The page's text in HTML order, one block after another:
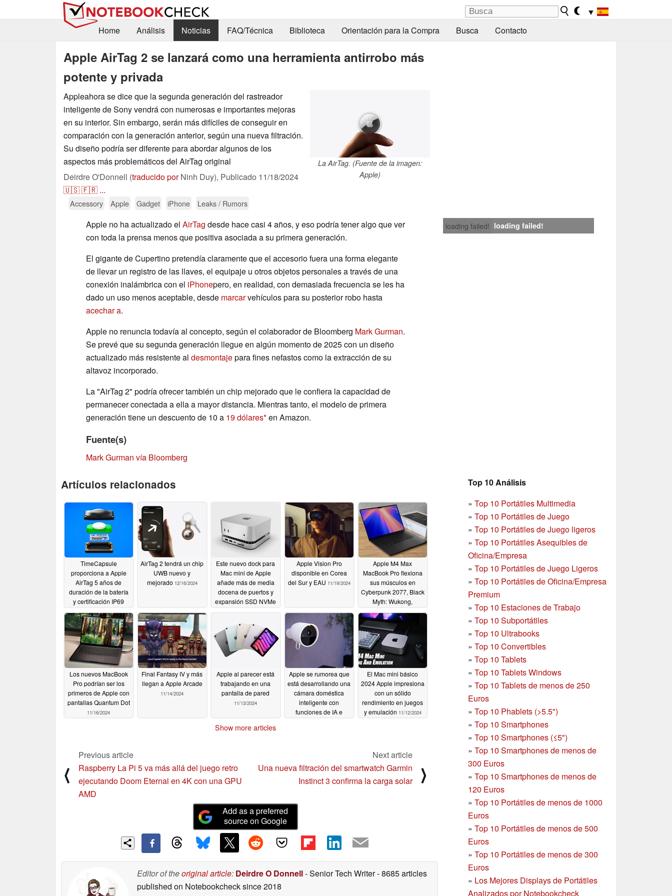
▼
Home
Análisis Noticias FAQ/Técnica Biblioteca Orientación para la Compra Busca Contacto
Apple AirTag 2 se lanzará como una herramienta antirrobo más
potente y privada
La AirTag. (Fuente de la imagen:
Apple)
Appleahora se dice que la segunda generación del rastreador
inteligente de Sony vendrá con numerosas e importantes mejoras
en su interior. Sin embargo, serán más difíciles de conseguir en
comparación con la generación anterior, según una nueva filtración.
Su diseño podría ser diferente para abordar algunos de los
aspectos más problemáticos del AirTag original
Deirdre O'Donnell (traducido porNinh Duy), Publicado 11/18/2024
🇺🇸🇫🇷 ...
Accessory Apple Gadget iPhone Leaks / Rumors
loading failed! loading failed!
Apple no ha actualizado el AirTag desde hace casi 4 años, y eso podría tener algo que ver
con toda la prensa menos que positiva asociada a su primera generación.
El gigante de Cupertino pretendía claramente que el accesorio fuera una forma elegante
de llevar un registro de las llaves, el equipaje u otros objetos personales a través de una
conexión inalámbrica con el iPhonepero, en realidad, con demasiada frecuencia se les ha
dado un uso menos aceptable, desde marcarvehículos para su posterior robo hasta
acechar a.
Apple no renuncia todavía al concepto, según el colaborador de Bloomberg Mark Gurman.
Se prevé que su segunda generación llegue en algún momento de 2025 con un diseño
actualizado más resistente al desmontajepara fines nefastos como la extracción de su
altavoz incorporado.
La "AirTag 2" podría ofrecer también un chip mejorado que le confiera la capacidad de
permanecer conectada a ella a mayor distancia. Mientras tanto, el modelo de primera
generación tiene un descuento de 10 a 19 dólares en Amazon.
Fuente(s)
Mark Gurman vía Bloomberg
Top 10 Análisis
» Top 10 Portátiles Multimedia
» Top 10 Portátiles de Juego
» Top 10 Portátiles de Juego ligeros
» Top 10 Portátiles Asequibles de
Oficina/Empresa
» Top 10 Portátiles de Juego Ligeros
» Top 10 Portátiles de Oficina/Empresa
Premium
» Top 10 Estaciones de Trabajo
» Top 10 Subportátiles
» Top 10 Ultrabooks
» Top 10 Convertibles
» Top 10 Tablets
» Top 10 Tablets Windows
» Top 10 Tablets de menos de 250
Euros
» Top 10 Phablets (>5.5")
» Top 10 Smartphones
» Top 10 Smartphones (≤5")
» Top 10 Smartphones de menos de
300 Euros
» Top 10 Smartphonesde menos de
120 Euros
» Top 10 Portátiles de menos de 1000
Euros
» Top 10 Portátiles de menos de 500
Euros
» Top 10 Portátiles de menos de 300
Euros
» Los Mejores Displays de Portátiles
Analizados por Notebookcheck
Artículos relacionados
TimeCapsule
proporciona a Apple
AirTag 5 años de
duración de la batería
y certificación IP69
12/05/2025
AirTag 2 tendrá un chip
UWB nuevo y
mejorado 12/16/2024
Este nuevo dock para
Mac mini de Apple
añade más de media
docena de puertos y
expansión SSD NVMe
Apple Vision Pro
disponible en Corea
del Sur y EAU 11/19/2024
Apple M4 Max
MacBook Pro flexiona
sus músculos en
Cyberpunk 2077, Black
Myth: Wukong,
rendimiento excelente
11/19/2024
Los nuevos MacBook
Pro podrían ser los
primeros de Apple con
pantallas Quantum Dot
11/16/2024
Final Fantasy IV y más
llegan a Apple Arcade
11/14/2024
Apple al parecer está
trabajando en una
pantalla de pared
11/13/2024
Apple se rumorea que
está desarrollando una
cámara doméstica
inteligente con
funciones de IA e
El Mac mini básico
2024 Apple impresiona
con un sólido
rendimiento en juegos
y emulación 11/12/2024
Show more articles
⟨
Previous article
Raspberry La Pi 5 va más allá del juego retro
ejecutando Doom Eternal en 4K con una GPU
AMD
Next article
Una nueva filtración del smartwatch Garmin
Instinct 3 confirma la carga solar
⟩
Add as a preferred
source on Google
Editor of theoriginal article: Deirdre O Donnell- Senior Tech Writer- 8685 articles
published on Notebookchecksince 2018